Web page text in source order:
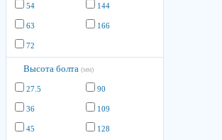
54
63
72
144
166
Высота болта (мм)
27.5
36
45
90
109
128